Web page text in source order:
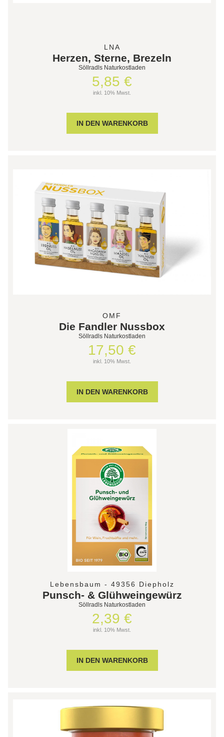
LNA
Herzen, Sterne, Brezeln
Söllradls Naturkostladen
5,85 €
inkl. 10% Mwst.
OMF
Die Fandler Nussbox
Söllradls Naturkostladen
17,50 €
inkl. 10% Mwst.
Lebensbaum - 49356 Diepholz
Punsch- & Glühweingewürz
Söllradls Naturkostladen
2,39 €
inkl. 10% Mwst.